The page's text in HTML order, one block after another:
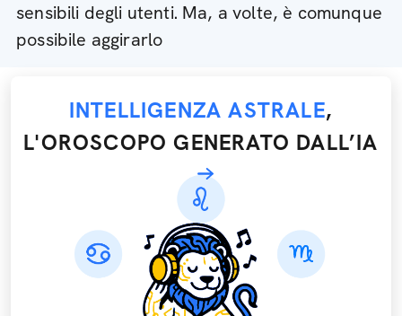
sensibili degli utenti. Ma, a volte, è comunque
possibile aggirarlo
INTELLIGENZA ASTRALE,
L'OROSCOPO GENERATO DALL’IA